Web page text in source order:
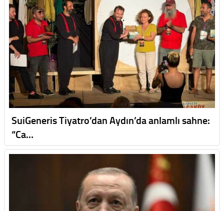
SuiGeneris Tiyatro’dan Aydın’da anlamlı sahne:
“Ca…